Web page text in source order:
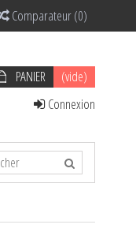
Comparateur(0)
PANIER
(vide)
Connexion